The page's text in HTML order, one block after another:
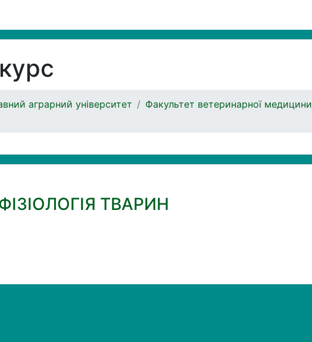
аграрний університет Факультет ветеринарної медицини
ТВАРИН